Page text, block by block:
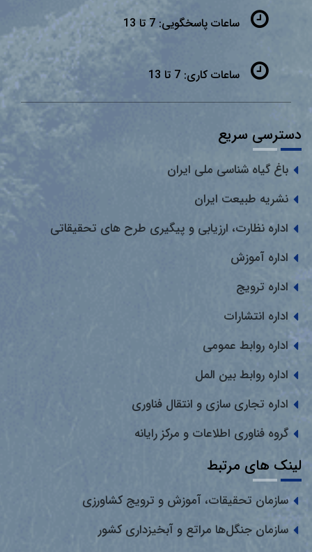
ساعات پاسخگویی: 7 تا 13
ساعات کاری: 7 تا 13
دسترسی سریع
باغ گیاه شناسی ملی ایران
نشریه طبیعت ایران
اداره نظارت، ارزیابی و پیگیری طرح های تحقیقاتی
اداره آموزش
اداره ترویج
اداره انتشارات
اداره روابط عمومی
اداره روابط بین المل
اداره تجاری سازی و انتقال فناوری
گروه فناوری اطلاعات و مرکز رایانه
لینک های مرتبط
سازمان تحقیقات، آموزش و ترویج کشاورزی
سازمان جنگل‌ها مراتع و آبخیزداری کشور